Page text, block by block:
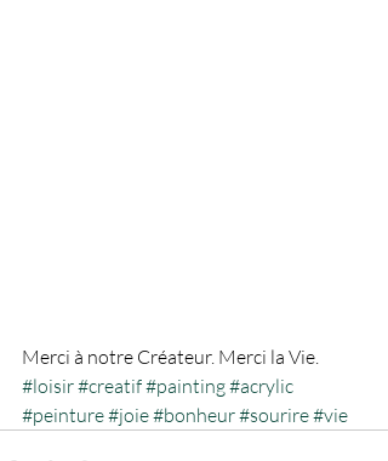
Merci à notre Créateur. Merci la Vie.
#loisir#creatif#painting#acrylic
#peinture#joie#bonheur#sourire#vie